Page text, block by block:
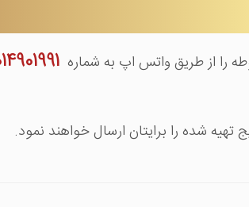
را از طریق واتس اپ به شماره
شده را برایتان ارسال خواهند نمود.